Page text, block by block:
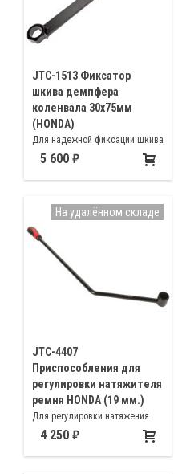
JTC-1513 Фиксатор
шкива демпфера
коленвала 30х75мм
(HONDA)
Для надежной фиксации шкива
от прокручивания при
автомобилей Хонда
5 600
JTC-4407
Приспособления для
регулировки натяжителя
ремня HONDA (19 мм.)
Для регулировки натяжения
ремня при обслуживании
4 250
На удалённом складе